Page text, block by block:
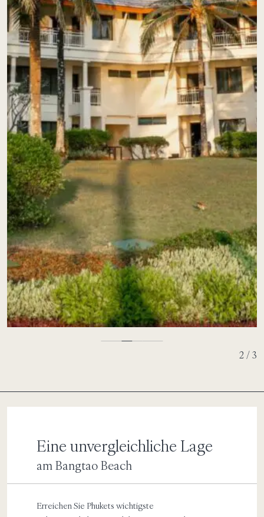
2 / 3
Eine unvergleichliche Lage
am Bangtao Beach
Erreichen Sie Phukets wichtigste